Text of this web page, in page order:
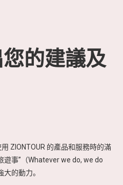
的建議及
ZIONTOUR 的產品和服務時的滿
遊事”（Whatever we do, we do
的動力。